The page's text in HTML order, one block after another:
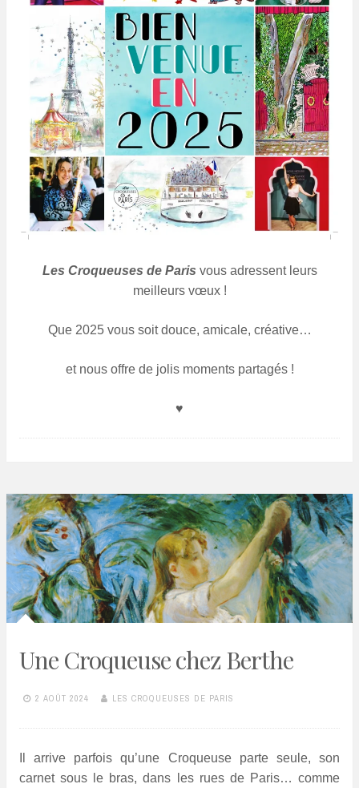
Les Croqueuses de Paris vous adressent leurs
meilleurs vœux !
Que 2025 vous soit douce, amicale, créative…
et nous offre de jolis moments partagés !
♥
Une Croqueuse chez Berthe
2 AOÛT 2024 LES CROQUEUSES DE PARIS
Il arrive parfois qu’une Croqueuse parte seule, son
carnet sous le bras, dans les rues de Paris… comme